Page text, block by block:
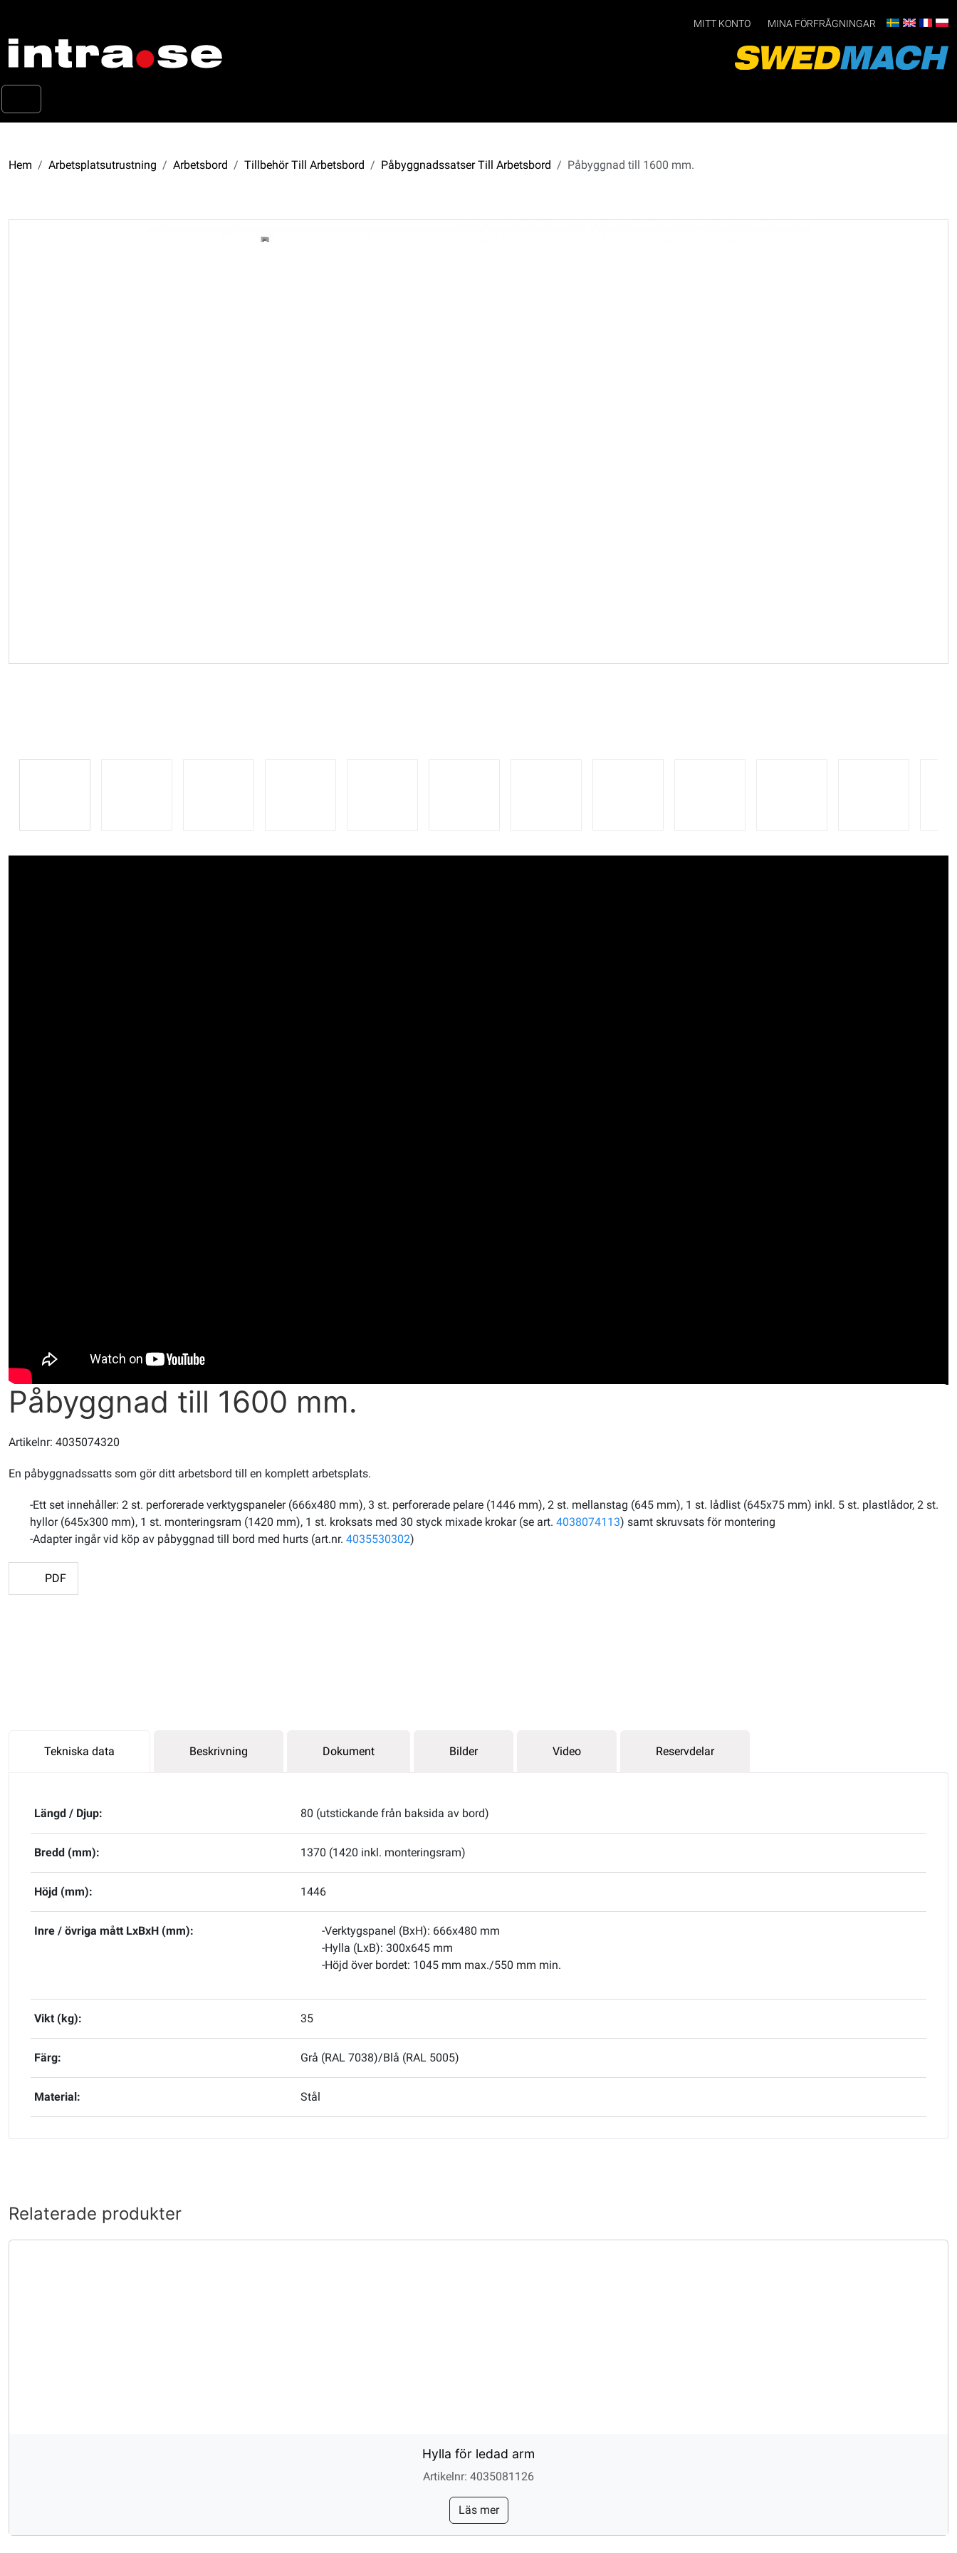
MITT KONTO MINA FÖRFRÅGNINGAR
Hem Arbetsplatsutrustning Arbetsbord Tillbehör Till Arbetsbord Påbyggnadssatser Till Arbetsbord Påbyggnad till 1600 mm.
Påbyggnad till 1600 mm.
Artikelnr: 4035074320
En påbyggnadssatts som gör ditt arbetsbord till en komplett arbetsplats.
-Ett set innehåller: 2 st. perforerade verktygspaneler (666x480 mm), 3 st. perforerade pelare (1446 mm), 2 st. mellanstag (645 mm), 1 st. lådlist (645x75 mm) inkl. 5 st. plastlådor, 2 st.
hyllor (645x300 mm), 1 st. monteringsram (1420 mm), 1 st. kroksats med 30 styck mixade krokar (se art. 4038074113) samt skruvsats för montering
-Adapter ingår vid köp av påbyggnad till bord med hurts (art.nr. 4035530302)
PDF
Tekniska data Beskrivning Dokument Bilder Video Reservdelar
Längd / Djup: 80 (utstickande från baksida av bord)
Bredd (mm): 1370 (1420 inkl. monteringsram)
Höjd (mm): 1446
Inre / övriga mått LxBxH (mm):
-Verktygspanel (BxH): 666x480 mm
-Hylla (LxB): 300x645 mm
-Höjd över bordet: 1045 mm max./550 mm min.
Vikt (kg): 35
Färg: Grå (RAL 7038)/Blå (RAL 5005)
Material: Stål
Relaterade produkter
Hylla för ledad arm
Artikelnr: 4035081126
Läs mer